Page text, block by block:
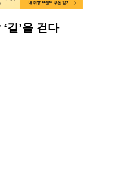
길’을 걷다